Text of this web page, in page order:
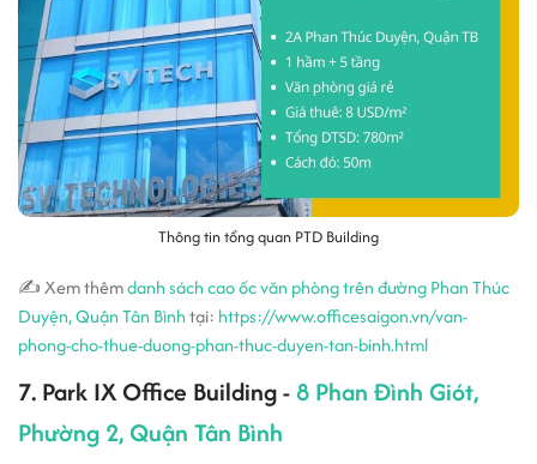
Thông tin tổng quan PTD Building
✍ Xem thêmdanh sách cao ốc văn phòng trên đường Phan Thúc
Duyện, Quận Tân Bìnhtại: https://www.officesaigon.vn/van-
phong-cho-thue-duong-phan-thuc-duyen-tan-binh.html
7. Park IX Office Building -8 Phan Đình Giót,
Phường 2, Quận Tân Bình